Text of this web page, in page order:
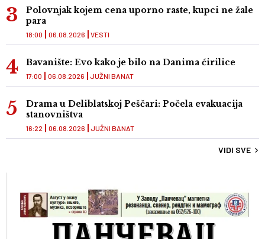
Polovnjak kojem cena uporno raste, kupci ne žale
para
VESTI
18:00 06.08.2026
Bavanište: Evo kako je bilo na Danima ćirilice
JUŽNI BANAT
17:00 06.08.2026
Drama u Deliblatskoj Peščari: Počela evakuacija
stanovništva
JUŽNI BANAT
16:22 06.08.2026
VIDI SVE